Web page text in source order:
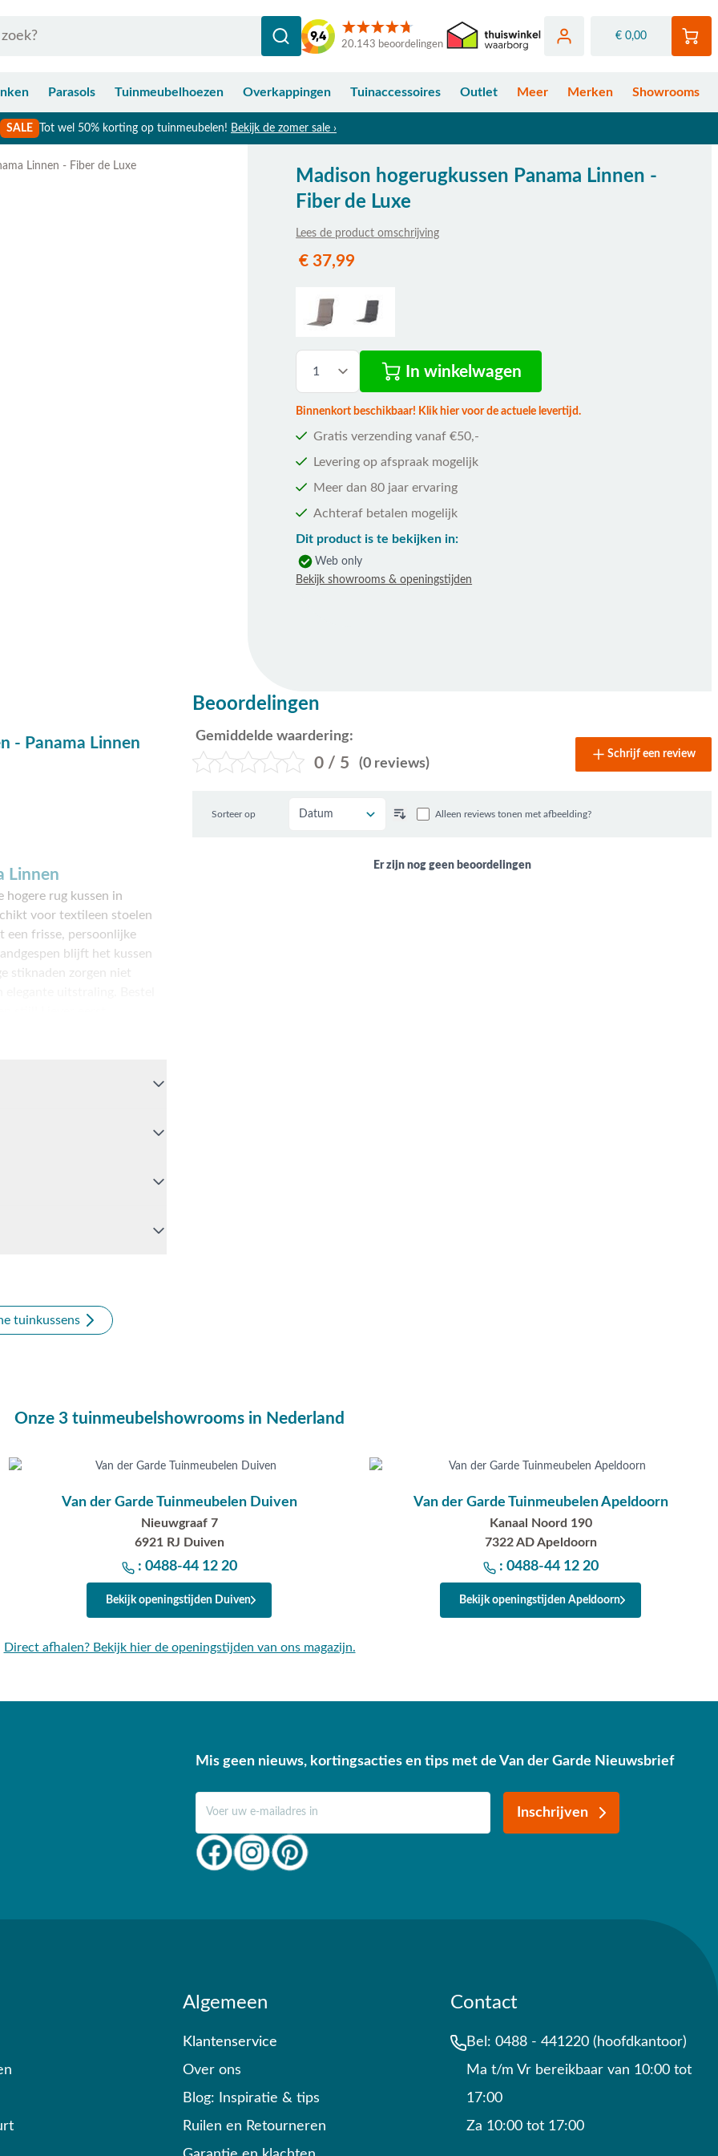
20.143 beoordelingen
€ 0,00
Parasols Tuinmeubelhoezen Overkappingen Tuinaccessoires Outlet Meer Merken Showrooms
SALE Tot wel 50% korting op tuinmeubelen! Bekijk de zomer sale ›
Linnen - Fiber de Luxe
Madison hogerugkussen Panama Linnen -
Fiber de Luxe
Lees de product omschrijving
€ 37,99
In winkelwagen
Binnenkort beschikbaar! Klik hier voor de actuele levertijd.
Gratis verzending vanaf €50,-
Levering op afspraak mogelijk
Meer dan 80 jaar ervaring
Achteraf betalen mogelijk
Dit product is te bekijken in:
Web only
Bekijk showrooms & openingstijden
- Panama Linnen
Linnen
rug kussen in
voor textileen stoelen
een frisse, persoonlijke
blijft het kussen
stiknaden zorgen niet
We staan klaar
of Apeldoorn. Onze
Beoordelingen
Gemiddelde waardering:
0 / 5 (0 reviews)
Schrijf een review
Alleen reviews tonen met afbeelding?
Sorteer op
Er zijn nog geen beoordelingen
tuinkussens
Onze 3 tuinmeubelshowrooms in Nederland
Van der Garde Tuinmeubelen Duiven
Nieuwgraaf 7
6921 RJ Duiven
: 0488-44 12 20
Bekijk openingstijden Duiven
Van der Garde Tuinmeubelen Apeldoorn
Kanaal Noord 190
7322 AD Apeldoorn
: 0488-44 12 20
Bekijk openingstijden Apeldoorn
Direct afhalen? Bekijk hier de openingstijden van ons magazijn.
Mis geen nieuws, kortingsacties en tips met de Van der Garde Nieuwsbrief
Inschrijven
Algemeen
Klantenservice
Over ons
Blog: Inspiratie & tips
Ruilen en Retourneren
Contact
Bel: 0488 - 441220 (hoofdkantoor)
Ma t/m Vr bereikbaar van 10:00 tot
17:00
Za 10:00 tot 17:00